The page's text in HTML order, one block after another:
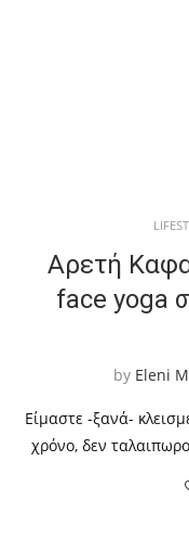
Αρετή
face yoga
by Eleni
Είμαστε -ξανά-
χρόνο, δεν